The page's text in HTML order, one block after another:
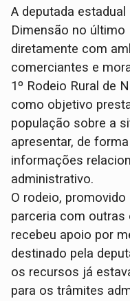
A deputada
Dimensão no
diretamente com
comerciantes e
1º Rodeio Rural de
como objetivo
população sobre a
apresentar, de
informações
administrativo.
O rodeio,
parceria com outras
recebeu apoio por
destinado pela
os recursos já
para os trâmites